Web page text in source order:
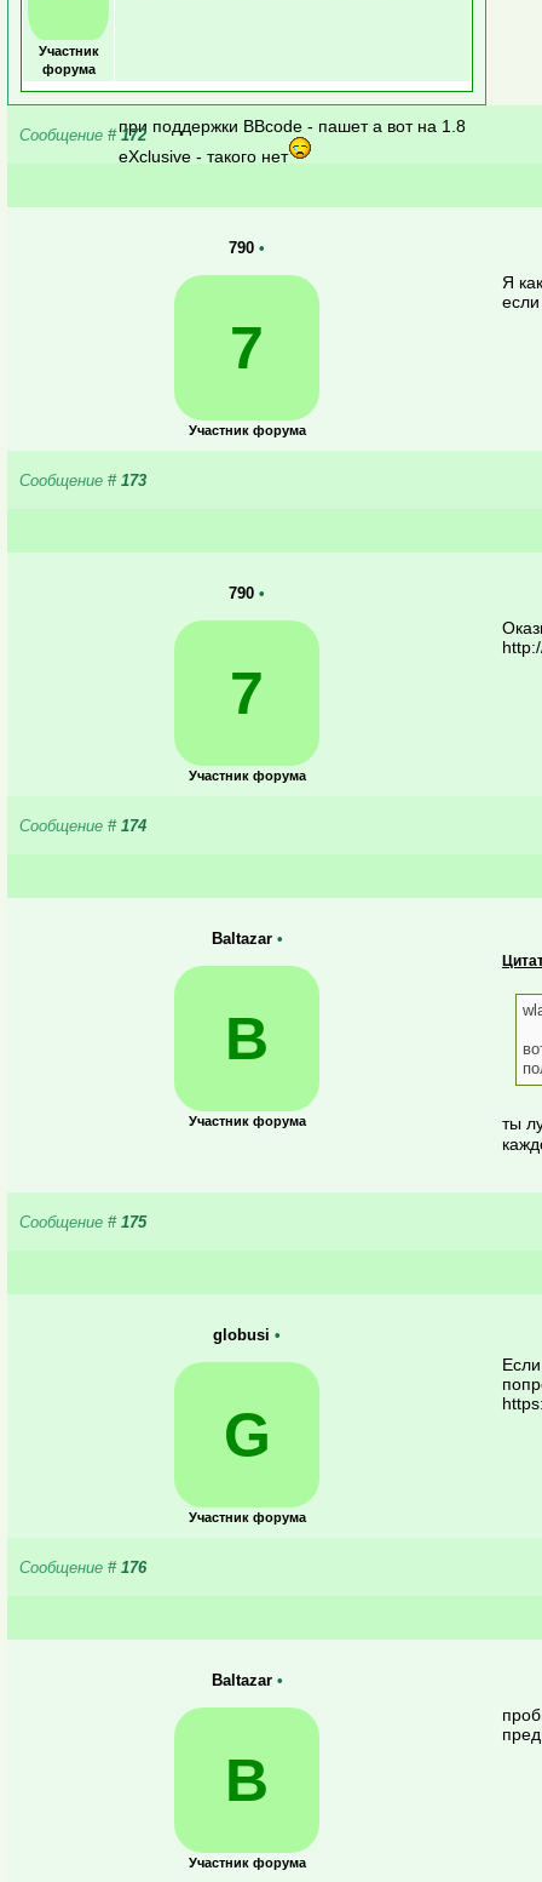
Участник
форума
при поддержки BBcode - пашет а вот на 1.8
eXclusive - такого нет
Сообщение #172
790 •
7
Участник форума
Я
если
Сообщение # 173
790 •
7
Участник форума
Сообщение # 174
Baltazar •
B
Участник форума
ты
Сообщение # 175
globusi •
G
Участник форума
Сообщение # 176
Baltazar •
B
Участник форума